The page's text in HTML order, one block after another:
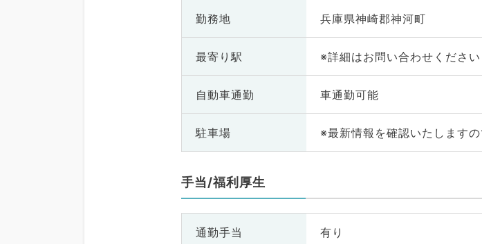
勤務地 兵庫県神崎郡神河町
最寄り駅 ※詳細はお問い合わせください
自動車通勤 車通勤可能
駐車場 ※最新情報を確認いたします
手当/福利厚生
通勤手当 有り